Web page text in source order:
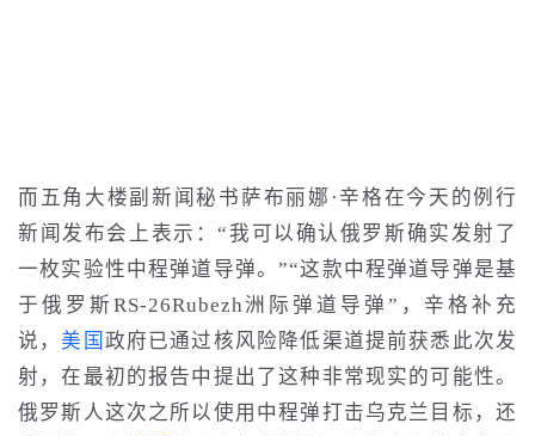
而 五角大楼副新闻秘书萨布丽娜·辛格在今天的例行
新闻发布会上表示：“我可以确认俄罗斯确实发射了
一枚实验性中程弹道导弹。”“这款中程弹道导弹是基
于俄罗斯RS-26Rubezh洲际弹道导弹” ， 辛格补充
说， 美国 政府已通过核风险降低渠道提前获悉此次发
射 ，在最初的报告中提出了这种非常现实的可能性。
俄罗斯人这次之所以使用中程弹打击乌克兰目标，还